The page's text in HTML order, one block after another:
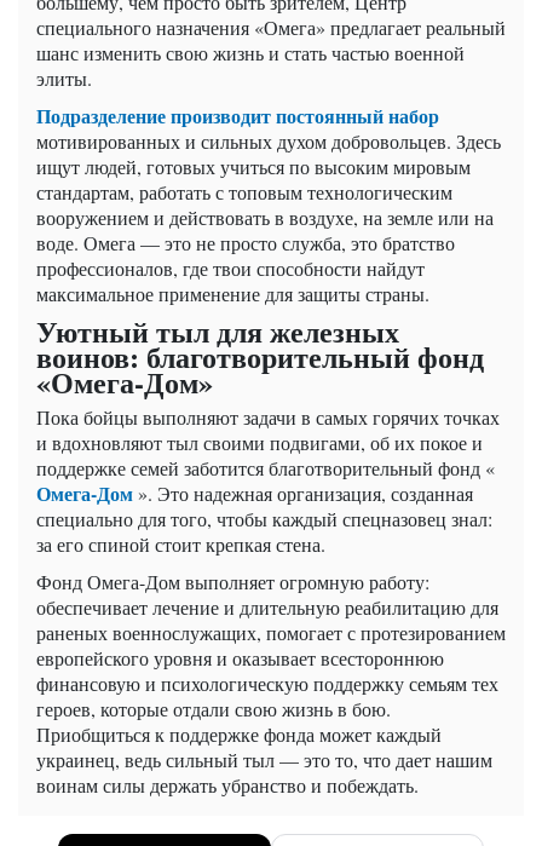
специального назначения «Омега» предлагает реальный
шанс изменить свою жизнь и стать частью военной
элиты.
Подразделение производит постоянный набор
мотивированных и сильных духом добровольцев. Здесь
ищут людей, готовых учиться по высоким мировым
стандартам, работать с топовым технологическим
вооружением и действовать в воздухе, на земле или на
воде. Омега — это не просто служба, это братство
профессионалов, где твои способности найдут
максимальное применение для защиты страны.
Уютный тыл для железных
воинов: благотворительный фонд
«Омега-Дом»
Пока бойцы выполняют задачи в самых горячих точках
и вдохновляют тыл своими подвигами, об их покое и
поддержке семей заботится благотворительный фонд «
Омега-Дом». Это надежная организация, созданная
специально для того, чтобы каждый спецназовец знал:
за его спиной стоит крепкая стена.
Фонд Омега-Дом выполняет огромную работу:
обеспечивает лечение и длительную реабилитацию для
раненых военнослужащих, помогает с протезированием
европейского уровня и оказывает всестороннюю
финансовую и психологическую поддержку семьям тех
героев, которые отдали свою жизнь в бою.
Приобщиться к поддержке фонда может каждый
украинец, ведь сильный тыл — это то, что дает нашим
воинам силы держать убранство и побеждать.